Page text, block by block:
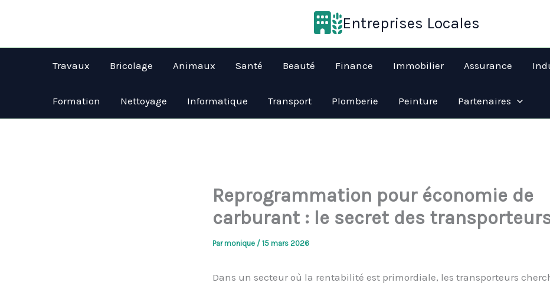
Entreprises Locales
Travaux Bricolage Animaux Santé Beauté Finance Immobilier Assurance
Formation Nettoyage Informatique Transport Plomberie Peinture Partenaires
Reprogrammation pour économie de
carburant : le secret des
Parmonique / 15 mars 2026
Dans un secteur où la rentabilité est primordiale, les transporteurs